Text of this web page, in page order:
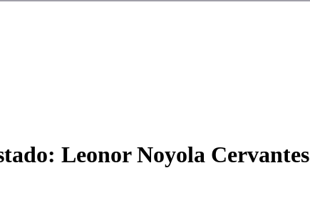
Leonor Noyola Cervantes